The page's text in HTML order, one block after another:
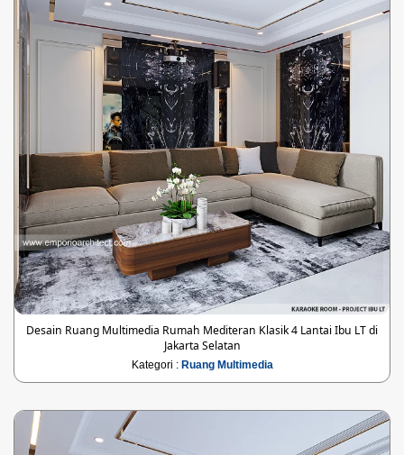
Desain Ruang Multimedia Rumah Mediteran Klasik 4 Lantai Ibu LT di
Jakarta Selatan
Kategori : Ruang Multimedia